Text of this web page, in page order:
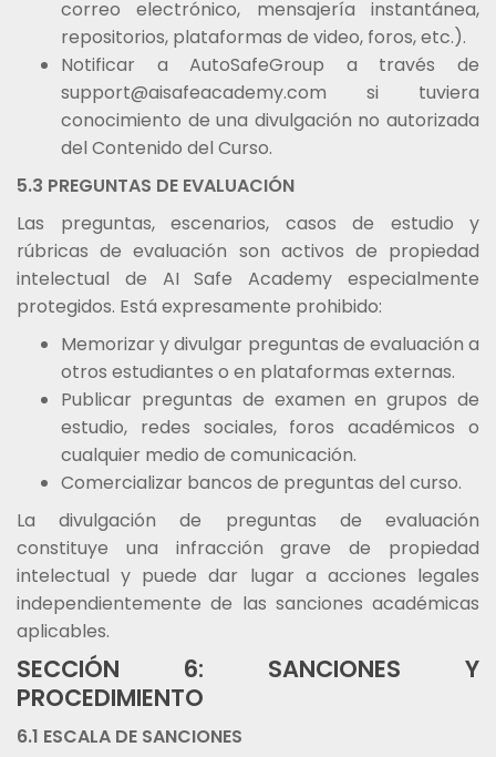
correo electrónico, mensajería instantánea,
repositorios, plataformas de video, foros, etc.).
Notificar a AutoSafeGroup a través de
support@aisafeacademy.com si tuviera
conocimiento de una divulgación no autorizada
del Contenido del Curso.
5.3 PREGUNTAS DE EVALUACIÓN
Las preguntas, escenarios, casos de estudio y
rúbricas de evaluación son activos de propiedad
intelectual de AI Safe Academy especialmente
protegidos. Está expresamente prohibido:
Memorizar y divulgar preguntas de evaluación a
otros estudiantes o en plataformas externas.
Publicar preguntas de examen en grupos de
estudio, redes sociales, foros académicos o
cualquier medio de comunicación.
Comercializar bancos de preguntas del curso.
La divulgación de preguntas de evaluación
constituye una infracción grave de propiedad
intelectual y puede dar lugar a acciones legales
independientemente de las sanciones académicas
aplicables.
SECCIÓN 6: SANCIONES Y
PROCEDIMIENTO
6.1 ESCALA DE SANCIONES